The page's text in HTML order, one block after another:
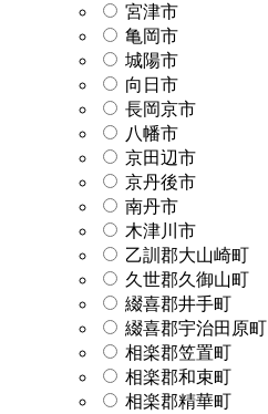
宮津市
亀岡市
城陽市
向日市
長岡京市
八幡市
京田辺市
京丹後市
南丹市
木津川市
乙訓郡大山崎町
久世郡久御山町
綴喜郡井手町
綴喜郡宇治田原町
相楽郡笠置町
相楽郡和束町
相楽郡精華町